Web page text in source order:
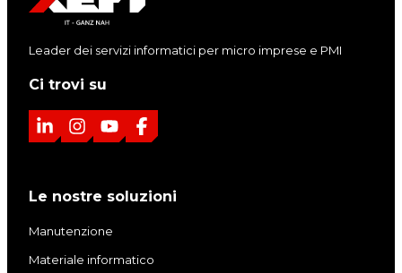
Leader dei servizi informatici per micro imprese e PMI
Ci trovi su
L
k
e
I
t
a
Y
T
u
F
e
Le nostre soluzioni
Manutenzione
Materiale informatico